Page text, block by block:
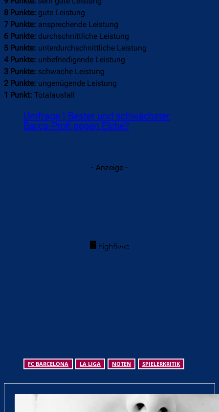
8 Punkte: gute Leistung
7 Punkte: ansprechende Leistung
6 Punkte: durchschnittliche Leistung
5 Punkte: unterdurchschnittliche Leistung
4 Punkte: unbefriedigende Leistung
3 Punkte: schwache Leistung
2 Punkte: ungenügende Leistung
1 Punkt: Totalausfall
Umfrage | Bester und schwächster
Barça-Profi gegen Elche?
- Anzeige -
FC BARCELONA LA LIGA NOTEN SPIELERKRITIK